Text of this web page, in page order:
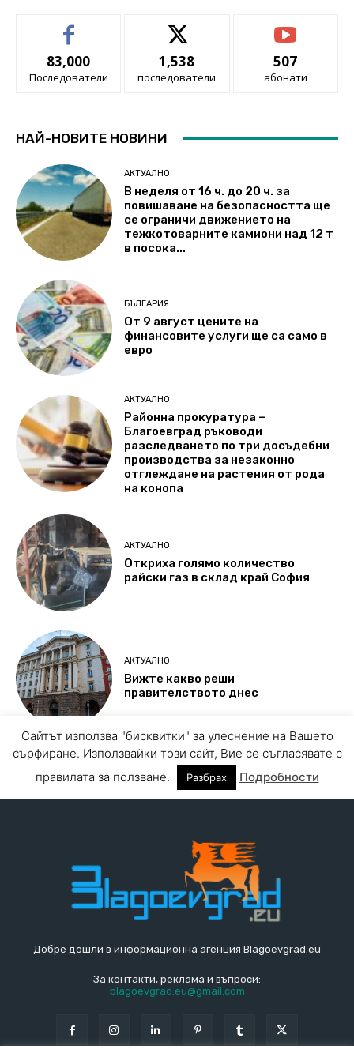
Добре дошли в информационна агенция Blagoevgrad.eu
За контакти, реклама и въпроси:
blagoevgrad.eu@gmail.com